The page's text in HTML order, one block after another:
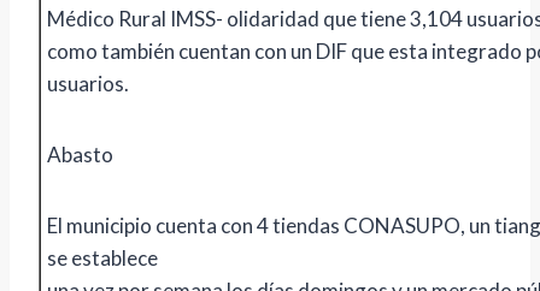
Médico Rural IMSS- olidaridad que tiene 3,104
como también cuentan con un DIF que esta integrado
usuarios.
Abasto
El municipio cuenta con 4 tiendas CONASUPO, un
se establece